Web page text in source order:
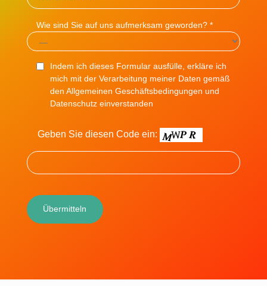
Wie sind Sie auf uns aufmerksam geworden? *
Indem ich dieses Formular ausfülle, erkläre ich
mich mit der Verarbeitung meiner Daten gemäß
den Allgemeinen Geschäftsbedingungen und
Datenschutz einverstanden
Geben Sie diesen Code ein: